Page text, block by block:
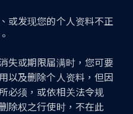
或发现您的个人资料不正
失或期限届满时，您可要
以及删除个人资料，但因
必须，或依相关法令规
除权之行使时，不在此